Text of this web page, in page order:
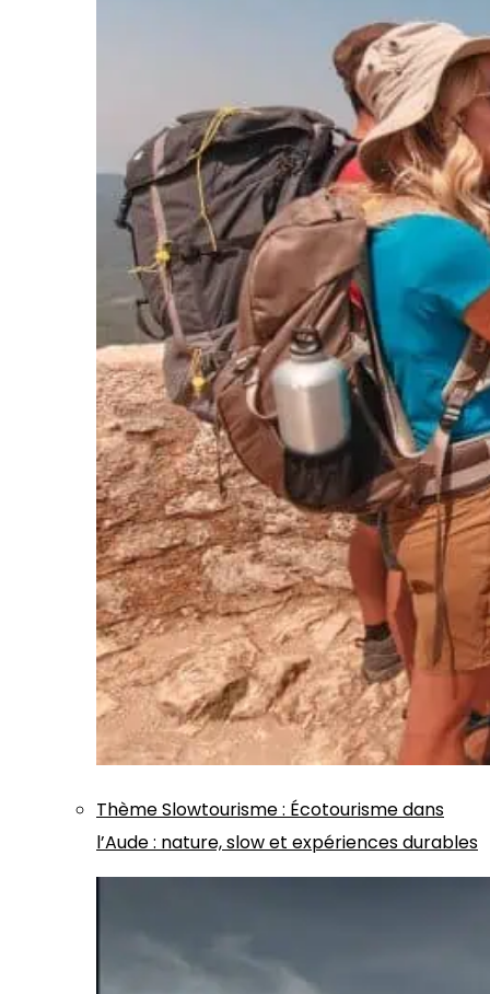
ThèmeSlowtourisme: Écotourisme dans
l’Aude : nature, slow et expériences durables